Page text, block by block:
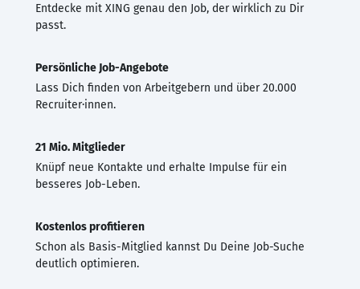
Entdecke mit XING genau den Job, der wirklich zu Dir
passt.
Persönliche Job-Angebote
Lass Dich finden von Arbeitgebern und über 20.000
Recruiter·innen.
21 Mio. Mitglieder
Knüpf neue Kontakte und erhalte Impulse für ein
besseres Job-Leben.
Kostenlos profitieren
Schon als Basis-Mitglied kannst Du Deine Job-Suche
deutlich optimieren.